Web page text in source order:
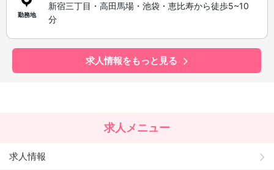
勤務地
新宿三丁目・高田馬場・池袋・恵比寿から徒歩5~10
分
求人情報をもっと見る
求人メニュー
求人情報